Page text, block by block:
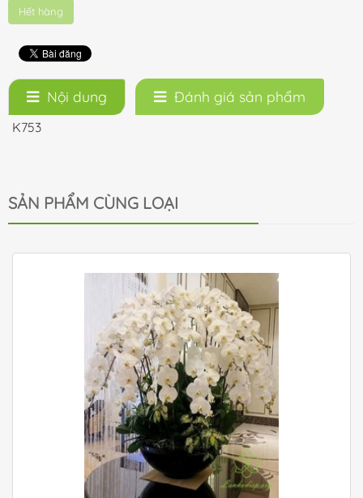
Hết hàng
Nội dung Đánh giá sản phẩm
K753
SẢN PHẨM CÙNG LOẠI